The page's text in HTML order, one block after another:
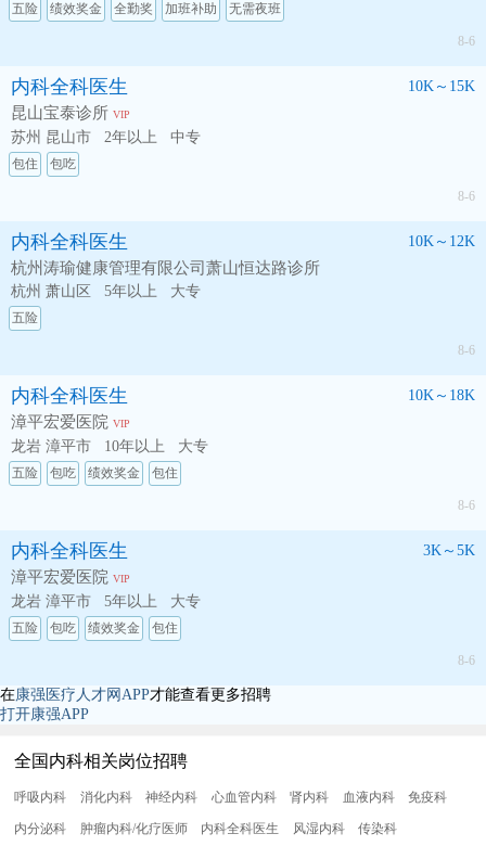
五险 绩效奖金 全勤奖 加班补助 无需夜班
8-6
内科全科医生 10K～15K
昆山宝泰诊所 VIP
苏州 昆山市 2年以上 中专
包住 包吃
8-6
内科全科医生 10K～12K
杭州涛瑜健康管理有限公司萧山恒达路诊所
杭州 萧山区 5年以上 大专
五险
8-6
内科全科医生 10K～18K
漳平宏爱医院 VIP
龙岩 漳平市 10年以上 大专
五险 包吃 绩效奖金 包住
8-6
内科全科医生 3K～5K
漳平宏爱医院 VIP
龙岩 漳平市 5年以上 大专
五险 包吃 绩效奖金 包住
8-6
在康强医疗人才网APP才能查看更多招聘
打开康强APP
全国内科相关岗位招聘
呼吸内科 消化内科 神经内科 心血管内科 肾内科 血液内科 免疫科
内分泌科 肿瘤内科/化疗医师 内科全科医生 风湿内科 传染科